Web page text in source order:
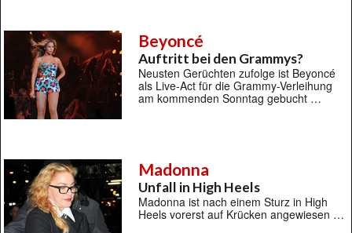
Beyoncé
Auftritt bei den Grammys?
Neusten Gerüchten zufolge ist Beyoncé
als Live-Act für die Grammy-Verleihung
am kommenden Sonntag gebucht …
Madonna
Unfall in High Heels
Madonna ist nach einem Sturz in High
Heels vorerst auf Krücken angewiesen …